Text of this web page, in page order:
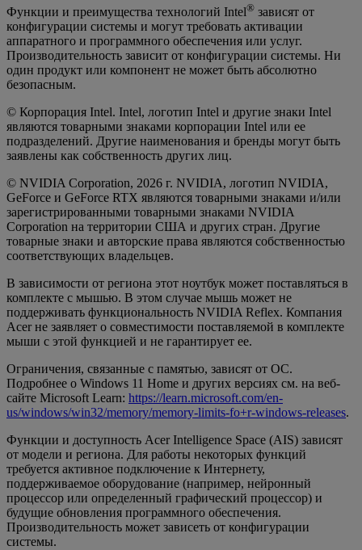
Функции и преимущества технологий Intel® зависят от
конфигурации системы и могут требовать активации
аппаратного и программного обеспечения или услуг.
Производительность зависит от конфигурации системы. Ни
один продукт или компонент не может быть абсолютно
безопасным.
© Корпорация Intel. Intel, логотип Intel и другие знаки Intel
являются товарными знаками корпорации Intel или ее
подразделений. Другие наименования и бренды могут быть
заявлены как собственность других лиц.
© NVIDIA Corporation, 2026 г. NVIDIA, логотип NVIDIA,
GeForce и GeForce RTX являются товарными знаками и/или
зарегистрированными товарными знаками NVIDIA
Corporation на территории США и других стран. Другие
товарные знаки и авторские права являются собственностью
соответствующих владельцев.
В зависимости от региона этот ноутбук может поставляться в
комплекте с мышью. В этом случае мышь может не
поддерживать функциональность NVIDIA Reflex. Компания
Acer не заявляет о совместимости поставляемой в комплекте
мыши с этой функцией и не гарантирует ее.
Ограничения, связанные с памятью, зависят от ОС.
Подробнее о Windows 11 Home и других версиях см. на веб-
сайте Microsoft Learn: https://learn.microsoft.com/en-
us/windows/win32/memory/memory-limits-fo+r-windows-releases.
Функции и доступность Acer Intelligence Space (AIS) зависят
от модели и региона. Для работы некоторых функций
требуется активное подключение к Интернету,
поддерживаемое оборудование (например, нейронный
процессор или определенный графический процессор) и
будущие обновления программного обеспечения.
Производительность может зависеть от конфигурации
системы.